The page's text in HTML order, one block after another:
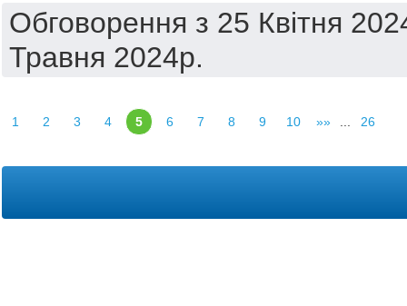
Обговорення з 25 Квітня
Травня 2024р.
1 2 3 4 5 6 7 8 9 10 »» 26